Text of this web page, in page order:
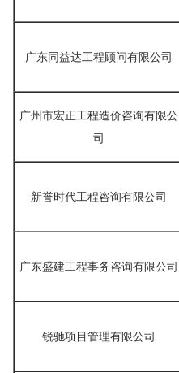
广东同益达工程顾问有限公司
广州市宏正工程造价咨询有限公
司
新誉时代工程咨询有限公司
广东盛建工程事务咨询有限公司
锐驰项目管理有限公司